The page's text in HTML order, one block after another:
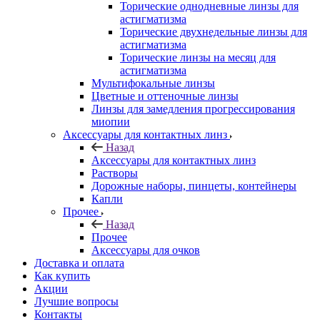
Торические однодневные линзы для
астигматизма
Торические двухнедельные линзы для
астигматизма
Торические линзы на месяц для
астигматизма
Мультифокальные линзы
Цветные и оттеночные линзы
Линзы для замедления прогрессирования
миопии
Аксессуары для контактных линз
Назад
Аксессуары для контактных линз
Растворы
Дорожные наборы, пинцеты, контейнеры
Капли
Прочее
Назад
Прочее
Аксессуары для очков
Доставка и оплата
Как купить
Акции
Лучшие вопросы
Контакты